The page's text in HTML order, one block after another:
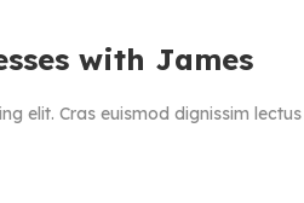
with James
elit. Cras euismod dignissim